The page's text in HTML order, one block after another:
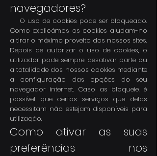
navegadores?
O uso de cookies pode ser bloqueado.
Como explicámos os cookies ajudam-no
a tirar o máximo proveito dos nossos sites.
Depois de autorizar o uso de cookies, o
utilizador pode sempre desativar parte ou
a totalidade dos nossos cookies mediante
a configuração das opções do seu
navegador internet. Caso as bloqueie, é
possível que certos serviços que delas
necessitam não estejam disponíveis para
utilização.
Como ativar as suas
preferências nos